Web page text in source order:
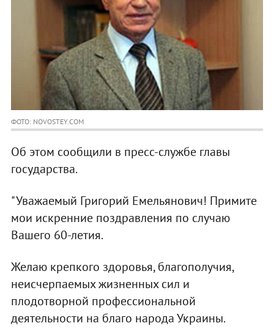
ФОТО: NOVOSTEY.COM
Об этом сообщили в пресс-службе главы
государства.
"Уважаемый Григорий Емельянович! Примите
мои искренние поздравления по случаю
Вашего 60-летия.
Желаю крепкого здоровья, благополучия,
неисчерпаемых жизненных сил и
плодотворной профессиональной
деятельности на благо народа Украины.